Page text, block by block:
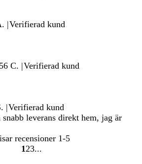
|Verifierad kund
C. |Verifierad kund
|Verifierad kund
leverans direkt hem, jag är
recensioner 1-5
Gå
1 Gå
2 Gå
3